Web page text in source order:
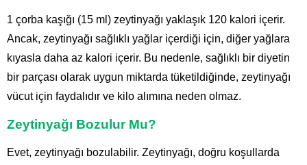
1 çorba kaşığı (15 ml) zeytinyağı yaklaşık 120 kalori içerir.
Ancak, zeytinyağı sağlıklı yağlar içerdiği için, diğer yağlara
kıyasla daha az kalori içerir. Bu nedenle, sağlıklı bir diyetin
bir parçası olarak uygun miktarda tüketildiğinde, zeytinyağı
vücut için faydalıdır ve kilo alımına neden olmaz.
Zeytinyağı Bozulur Mu?
Evet, zeytinyağı bozulabilir. Zeytinyağı, doğru koşullarda